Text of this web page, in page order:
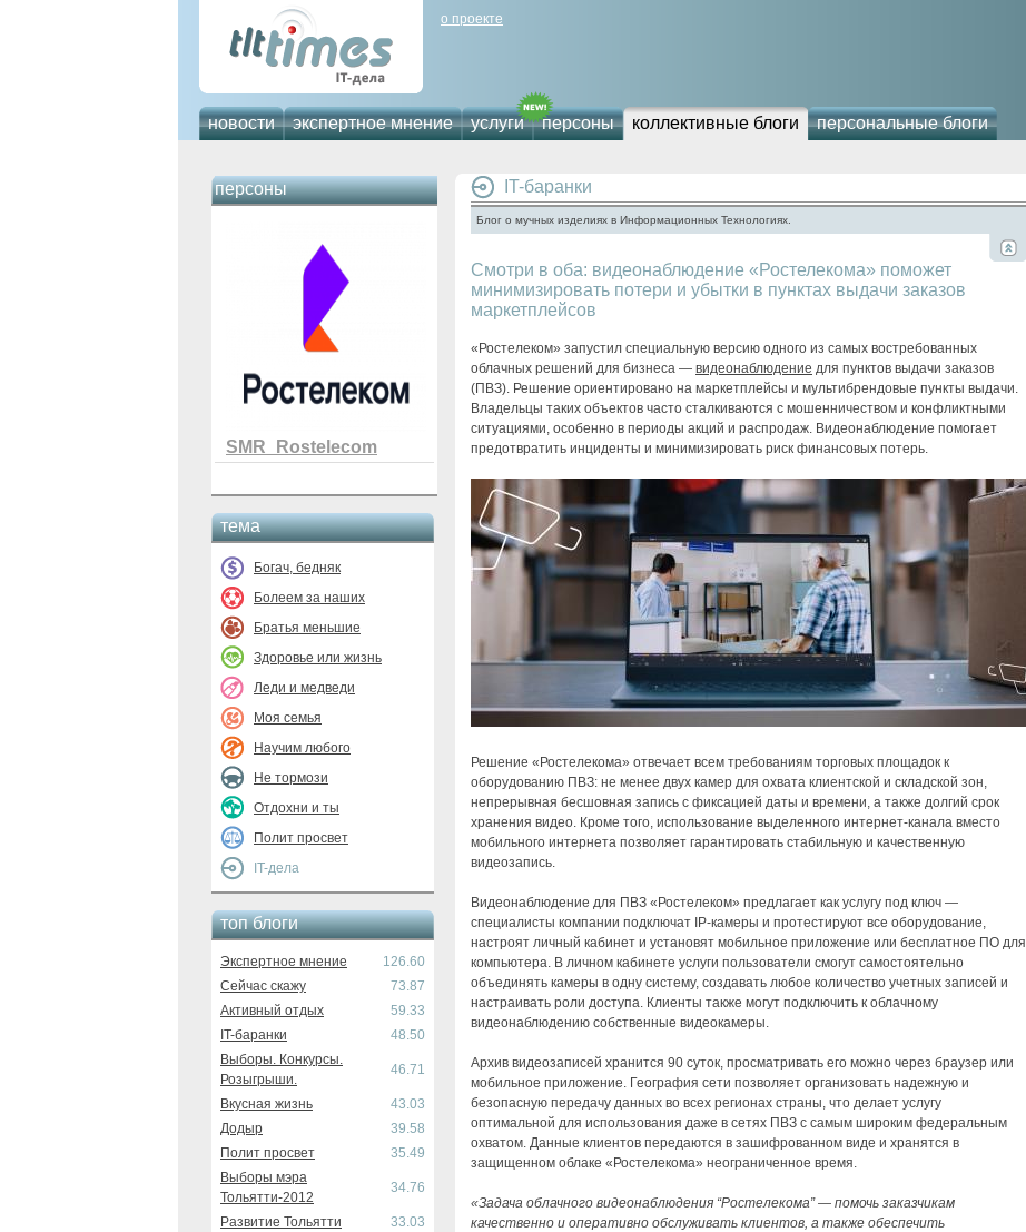
о проекте
новости экспертное мнение услуги персоны коллективные блоги персональные блоги
персоны
SMR_Rostelecom
тема
Богач, бедняк
Болеем за наших
Братья меньшие
Здоровье или жизнь
Леди и медведи
Моя семья
Научим любого
Не тормози
Отдохни и ты
Полит просвет
IT-дела
топ блоги
Экспертное мнение
126.60
Сейчас скажу
73.87
Активный отдых
59.33
IT-баранки
48.50
Выборы. Конкурсы.
Розыгрыши.
46.71
Вкусная жизнь
43.03
Додыр
39.58
Полит просвет
35.49
Выборы мэра
Тольятти-2012
34.76
Развитие Тольятти 33.03
IT-баранки
Блог о мучных изделиях в Информационных Технологиях.
Смотри в оба: видеонаблюдение «Ростелекома» поможет
минимизировать потери и убытки в пунктах выдачи заказов
маркетплейсов
«Ростелеком» запустил специальную версию одного из самых востребованных
облачных решений для бизнеса — видеонаблюдение для пунктов выдачи заказов
(ПВЗ). Решение ориентировано на маркетплейсы и мультибрендовые пункты выдачи.
Владельцы таких объектов часто сталкиваются с мошенничеством и конфликтными
ситуациями, особенно в периоды акций и распродаж. Видеонаблюдение помогает
предотвратить инциденты и минимизировать риск финансовых потерь.
Решение «Ростелекома» отвечает всем требованиям торговых площадок к
оборудованию ПВЗ: не менее двух камер для охвата клиентской и складской зон,
непрерывная бесшовная запись с фиксацией даты и времени, а также долгий срок
хранения видео. Кроме того, использование выделенного интернет-канала вместо
мобильного интернета позволяет гарантировать стабильную и качественную
видеозапись.
Видеонаблюдение для ПВЗ «Ростелеком» предлагает как услугу под ключ —
специалисты компании подключат IP-камеры и протестируют все оборудование,
настроят личный кабинет и установят мобильное приложение или бесплатное ПО для
компьютера. В личном кабинете услуги пользователи смогут самостоятельно
объединять камеры в одну систему, создавать любое количество учетных записей и
настраивать роли доступа. Клиенты также могут подключить к облачному
видеонаблюдению собственные видеокамеры.
Архив видеозаписей хранится 90 суток, просматривать его можно через браузер или
мобильное приложение. География сети позволяет организовать надежную и
безопасную передачу данных во всех регионах страны, что делает услугу
оптимальной для использования даже в сетях ПВЗ с самым широким федеральным
охватом. Данные клиентов передаются в зашифрованном виде и хранятся в
защищенном облаке «Ростелекома» неограниченное время.
«Задача облачного видеонаблюдения “Ростелекома” — помочь заказчикам
качественно и оперативно обслуживать клиентов, а также обеспечить